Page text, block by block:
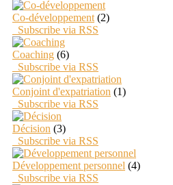
Co-développement (2)
Subscribe via RSS
Coaching (6)
Subscribe via RSS
Conjoint d'expatriation (1)
Subscribe via RSS
Décision (3)
Subscribe via RSS
Développement personnel (4)
Subscribe via RSS